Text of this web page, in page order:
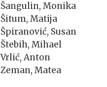
Šangulin, Monika
Šitum, Matija
Špiranović, Susan
Štebih, Mihael
Vrlić, Anton
Zeman, Matea